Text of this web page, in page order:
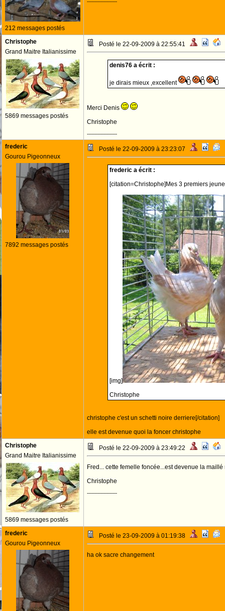
212 messages postés
--------------------
Christophe
Grand Maitre Italianissime
5869 messages postés
Posté le 22-09-2009 à 22:55:41
denis76 a écrit :
je dirais mieux ,excellent
Merci Denis
Christophe
--------------------
frederic
Gourou Pigeonneux
7892 messages postés
Posté le 22-09-2009 à 23:23:07
frederic a écrit :
[citation=Christophe]Mes 3 premiers
[img]
Christophe
christophe c'est un schetti noire derriere[/citation]
elle est devenue quoi la foncer christophe
Christophe
Grand Maitre Italianissime
5869 messages postés
Posté le 22-09-2009 à 23:49:22
Fred... cette femelle foncée...est devenue la
Christophe
--------------------
frederic
Gourou Pigeonneux
Posté le 23-09-2009 à 01:19:38
ha ok sacre changement